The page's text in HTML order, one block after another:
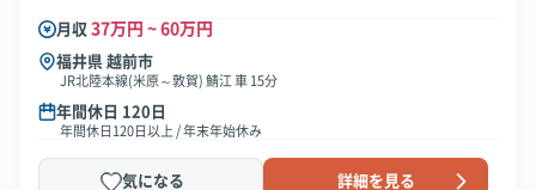
月収 37万円 ~ 60万円
福井県 越前市
JR北陸本線(米原～敦賀) 鯖江 車 15分
年間休日 120日
年間休日120日以上 / 年末年始休み
気になる 詳細を見る